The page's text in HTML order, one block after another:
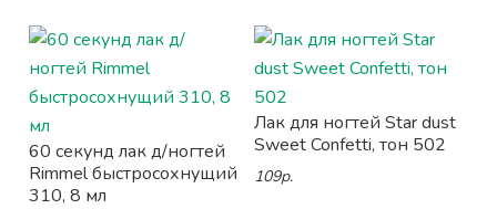
60 секунд лак д/ногтей
Rimmel быстросохнущий
310, 8 мл
Лак для ногтей Star dust
Sweet Confetti, тон 502
109р.